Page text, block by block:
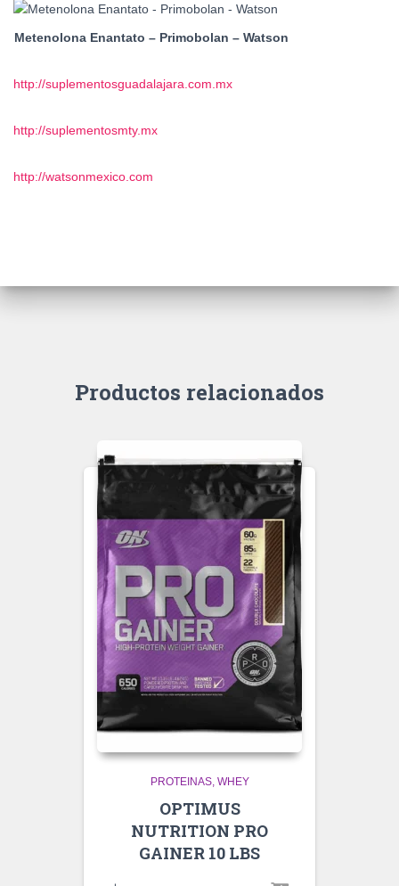
Metenolona Enantato – Primobolan – Watson
http://suplementosguadalajara.com.mx
http://suplementosmty.mx
http://watsonmexico.com
Productos relacionados
PROTEINAS WHEY
OPTIMUS
NUTRITION PRO
GAINER 10 LBS